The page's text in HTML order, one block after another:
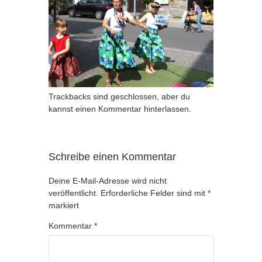
Trackbacks sind geschlossen, aber du
kannst einen Kommentar hinterlassen
Schreibe einen Kommentar
Deine E-Mail-Adresse wird nicht
veröffentlicht. Erforderliche Felder sind mit *
markiert
Kommentar *